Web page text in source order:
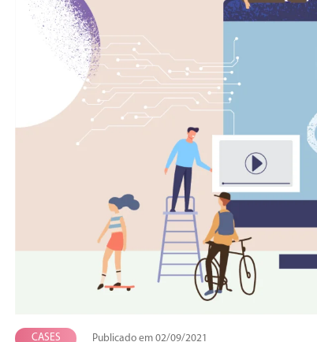
CASES Publicado em 02/09/2021